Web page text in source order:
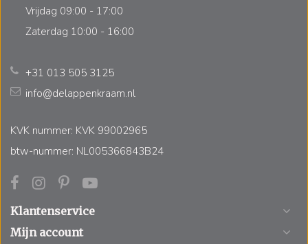
Vrijdag 09:00 - 17:00
Zaterdag 10:00 - 16:00
+31 013 505 3125
info@delappenkraam.nl
KVK nummer: KVK 99002965
btw-nummer: NL005366843B24
Klantenservice
Mijn account